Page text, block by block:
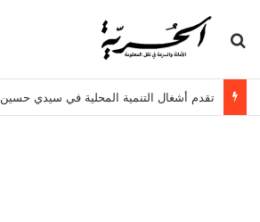
بحث عن
تقدم أشغال التنمية المحلية في سيدي حسين